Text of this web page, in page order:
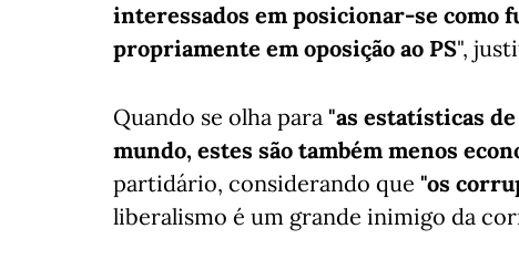
interessados em posicionar-se como
propriamente em oposição ao PS",
Quando se olha para "as estatísticas
mundo, estes são também menos
partidário, considerando que "os
liberalismo é um grande inimigo da